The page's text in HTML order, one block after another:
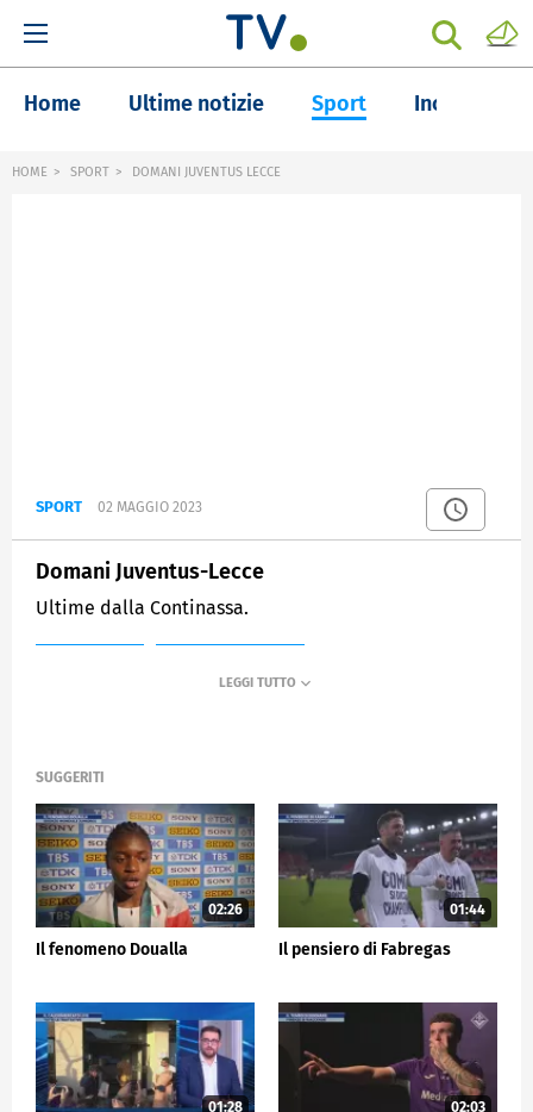
Home Ultime notizie Sport Inchieste
HOME SPORT DOMANI JUVENTUS LECCE
SPORT 02 MAGGIO 2023
Domani Juventus-Lecce
Ultime dalla Continassa.
SUGGERITI
02:26
Il fenomeno Doualla
01:44
Il pensiero di Fabregas
01:28 02:03